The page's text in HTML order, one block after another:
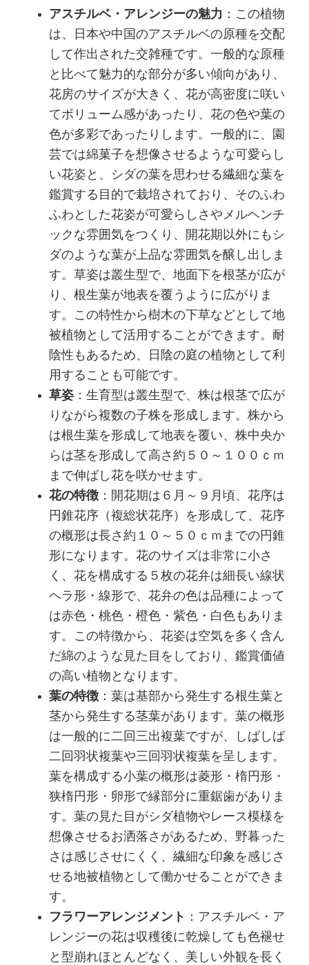
アスチルベ・アレンジーの魅力
：この植物
は、日本や中国のアスチルベの原種を交配
して作出された交雑種です。一般的な原種
と比べて魅力的な部分が多い傾向があり、
花房のサイズが大きく、花が高密度に咲い
てボリューム感があったり、花の色や葉の
色が多彩であったりします。一般的に、園
芸では綿菓子を想像させるような可愛らし
い花姿と、シダの葉を思わせる繊細な葉を
鑑賞する目的で栽培されており、そのふわ
ふわとした花姿が可愛らしさやメルヘンチ
ックな雰囲気をつくり、開花期以外にもシ
ダのような葉が上品な雰囲気を醸し出しま
す。草姿は叢生型で、地面下を根茎が広が
り、根生葉が地表を覆うように広がりま
す。この特性から樹木の下草などとして地
被植物として活用することができます。耐
陰性もあるため、日陰の庭の植物として利
用することも可能です。
草姿 ：生育型は叢生型で、株は根茎で広が
りながら複数の子株を形成します。株から
は根生葉を形成して地表を覆い、株中央か
らは茎を形成して高さ約５０～１００ｃｍ
まで伸ばし花を咲かせます。
花の特徴 ：開花期は６月～９月頃、花序は
円錐花序（複総状花序）を形成して、花序
の概形は長さ約１０～５０ｃｍまでの円錐
形になります。花のサイズは非常に小さ
く、花を構成する５枚の花弁は細長い線状
ヘラ形・線形で、花弁の色は品種によって
は赤色・桃色・橙色・紫色・白色もありま
す。この特徴から、花姿は空気を多く含ん
だ綿のような見た目をしており、鑑賞価値
の高い植物となります。
葉の特徴 ：葉は基部から発生する根生葉と
茎から発生する茎葉があります。葉の概形
は一般的に二回三出複葉ですが、しばしば
二回羽状複葉や三回羽状複葉を呈します。
葉を構成する小葉の概形は菱形・楕円形・
狭楕円形・卵形で縁部分に重鋸歯がありま
す。葉の見た目がシダ植物やレース模様を
想像させるお洒落さがあるため、野暮った
さは感じさせにくく、繊細な印象を感じさ
せる地被植物として働かせることができま
す。
フラワーアレンジメント
：アスチルベ・ア
レンジーの花は収穫後に乾燥しても色褪せ
と型崩れほとんどなく、美しい外観を長く